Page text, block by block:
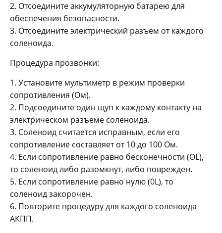
2. Отсоедините аккумуляторную батарею для
обеспечения безопасности.
3. Отсоедините электрический разъем от каждого
соленоида.
Процедура прозвонки:
1. Установите мультиметр в режим проверки
сопротивления (Ом).
2. Подсоедините один щуп к каждому контакту на
электрическом разъеме соленоида.
3. Соленоид считается исправным, если его
сопротивление составляет от 10 до 100 Ом.
4. Если сопротивление равно бесконечности (OL),
то соленоид либо разомкнут, либо поврежден.
5. Если сопротивление равно нулю (0L), то
соленоид закорочен.
6. Повторите процедуру для каждого соленоида
АКПП.